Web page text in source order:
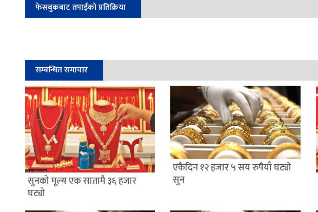
फेसबुकबाट तपाईको प्रतिक्रिया
सम्बन्धित समाचार
सुनको मूल्य एक सातामै ३६ हजार
घट्यो
एकैदिन १२ हजार ५ सय रुपैयाँ घट्यो
सुन